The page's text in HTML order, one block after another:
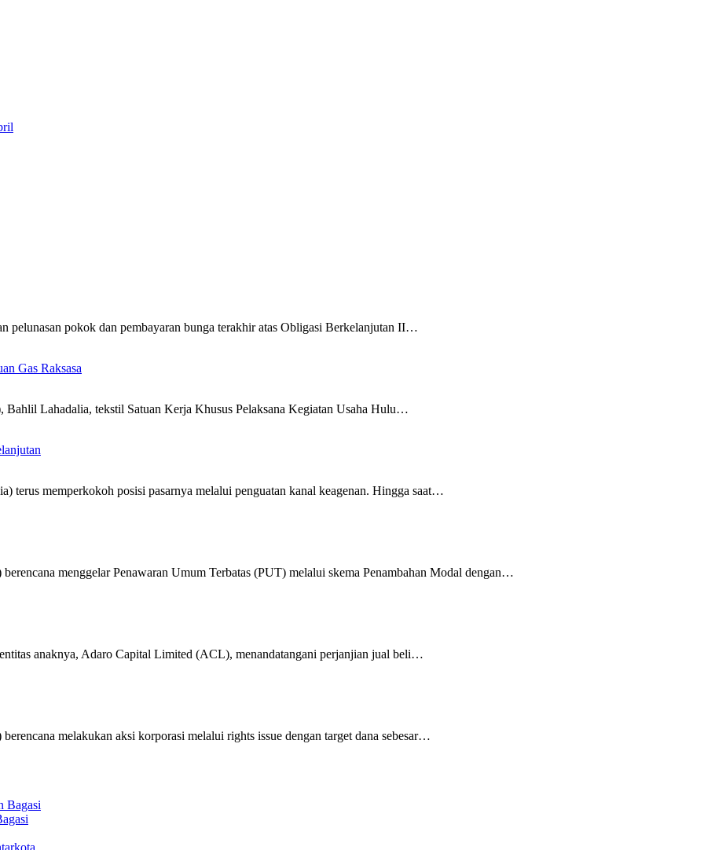
pelunasan pokok dan pembayaran bunga terakhir atas Obligasi Berkelanjutan II…
Gas Raksasa
Lahadalia, tekstil Satuan Kerja Khusus Pelaksana Kegiatan Usaha Hulu…
terus memperkokoh posisi pasarnya melalui penguatan kanal keagenan. Hingga saat…
menggelar Penawaran Umum Terbatas (PUT) melalui skema Penambahan Modal dengan…
anaknya, Adaro Capital Limited (ACL), menandatangani perjanjian jual beli…
melakukan aksi korporasi melalui rights issue dengan target dana sebesar…